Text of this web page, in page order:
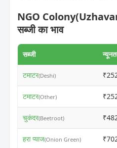
NGO
सब्जी का भाव
सब्जी
टमाटर(Deshi)
टमाटर(Other)
चुकंदर(Beetroot)
हरा प्याज(Onion Green)